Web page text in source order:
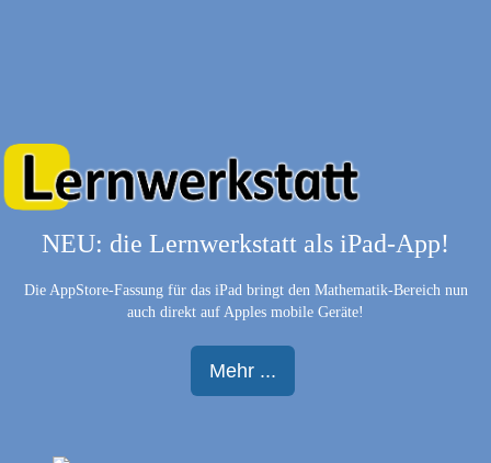
NEU: die Lernwerkstatt als iPad-App!
Die AppStore-Fassung für das iPad bringt den Mathematik-Bereich nun
auch direkt auf Apples mobile Geräte!
Mehr ...